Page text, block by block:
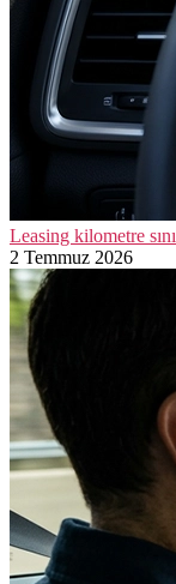
Leasing kilometre
2 Temmuz 2026